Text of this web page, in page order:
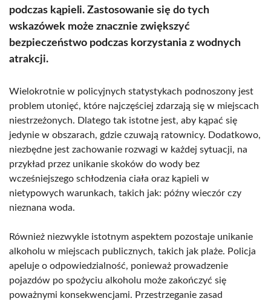
podczas kąpieli. Zastosowanie się do tych
wskazówek może znacznie zwiększyć
bezpieczeństwo podczas korzystania z wodnych
atrakcji.
Wielokrotnie w policyjnych statystykach podnoszony jest
problem utonięć, które najczęściej zdarzają się w miejscach
niestrzeżonych. Dlatego tak istotne jest, aby kąpać się
jedynie w obszarach, gdzie czuwają ratownicy. Dodatkowo,
niezbędne jest zachowanie rozwagi w każdej sytuacji, na
przykład przez unikanie skoków do wody bez
wcześniejszego schłodzenia ciała oraz kąpieli w
nietypowych warunkach, takich jak: późny wieczór czy
nieznana woda.
Również niezwykle istotnym aspektem pozostaje unikanie
alkoholu w miejscach publicznych, takich jak plaże. Policja
apeluje o odpowiedzialność, ponieważ prowadzenie
pojazdów po spożyciu alkoholu może zakończyć się
poważnymi konsekwencjami. Przestrzeganie zasad